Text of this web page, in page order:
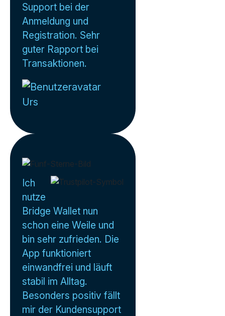
Support bei der
Anmeldung und
Registration. Sehr
guter Rapport bei
Transaktionen.
Urs
Ich
nutze
Bridge Wallet nun
schon eine Weile und
bin sehr zufrieden. Die
App funktioniert
einwandfrei und läuft
stabil im Alltag.
Besonders positiv fällt
mir der Kundensupport